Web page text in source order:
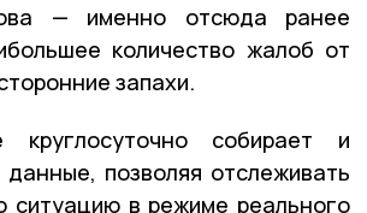
— именно отсюда ранее
количество жалоб от
запахи.
круглосуточно собирает и
позволяя отслеживать
ситуацию в режиме реального